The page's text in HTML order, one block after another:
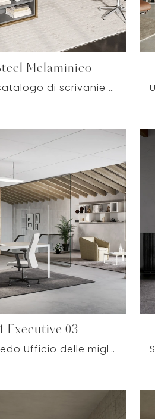
Melaminico
Un ricco catalogo di scrivanie direzionali in melaminico ti aspetta! Il modello Go Steel Melaminico di Colombini Office ti aspetta!
Executive 03
Cerchi Arredo Ufficio delle migliori marche? Scopri le diverse proposte di scrivanie direzionali in melaminico, come il modello D1 Executive 03 di ...